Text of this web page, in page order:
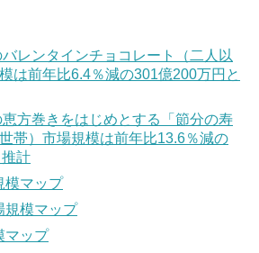
バレンタインチョコレート（二人以
は前年比6.4％減の301億200万円と
恵方巻きをはじめとする「節分の寿
帯）市場規模は前年比13.6％減の
計
模マップ
規模マップ
マップ